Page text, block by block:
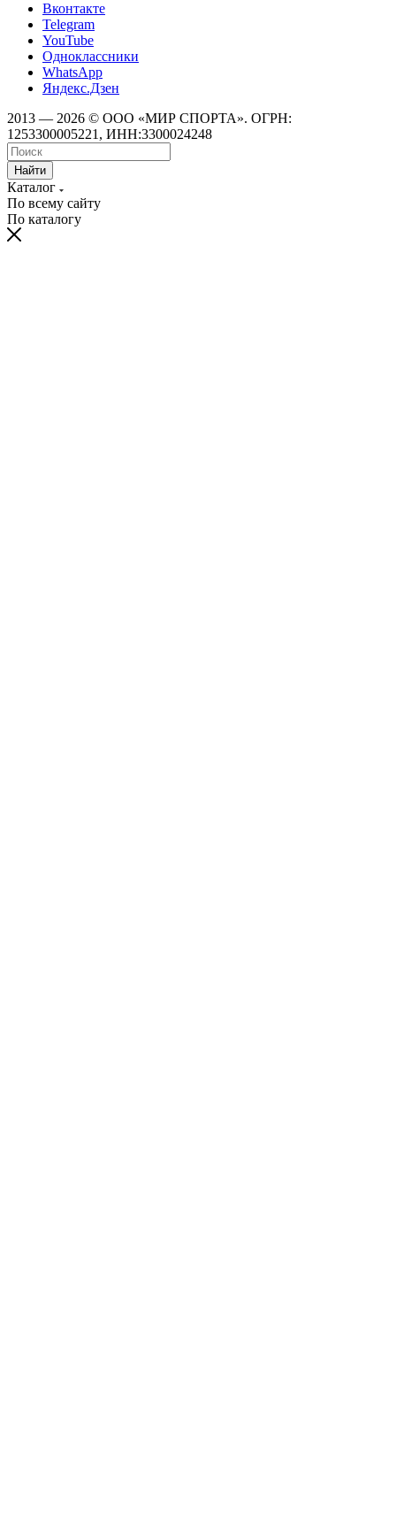
Вконтакте
Telegram
YouTube
Одноклассники
WhatsApp
Яндекс.Дзен
2013 — 2026 © ООО «МИР СПОРТА». ОГРН:
1253300005221, ИНН:3300024248
Найти
Каталог
По всему сайту
По каталогу